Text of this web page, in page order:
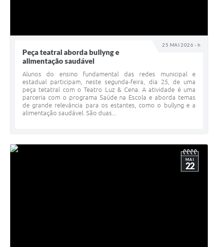
25 MAI 2026 - h
Peça teatral aborda bullyng e
alimentação saudável
Alunos do ensino fundamental das redes municipal e
estadual participam, neste segunda-feira, dia 25, de uma
peça tetatral com o Teatro Luz & Cena. A atividade é uma
parceria com o programa Saúde na Escola e aborda temas
de grande relevância para os estantes, como o bullyng e a
alimentação saudável. São duas...
MAI
22